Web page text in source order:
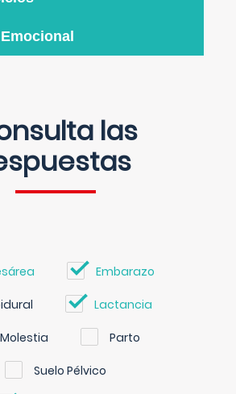
las
Embarazo
Lactancia
Molestia Parto
Suelo Pélvico